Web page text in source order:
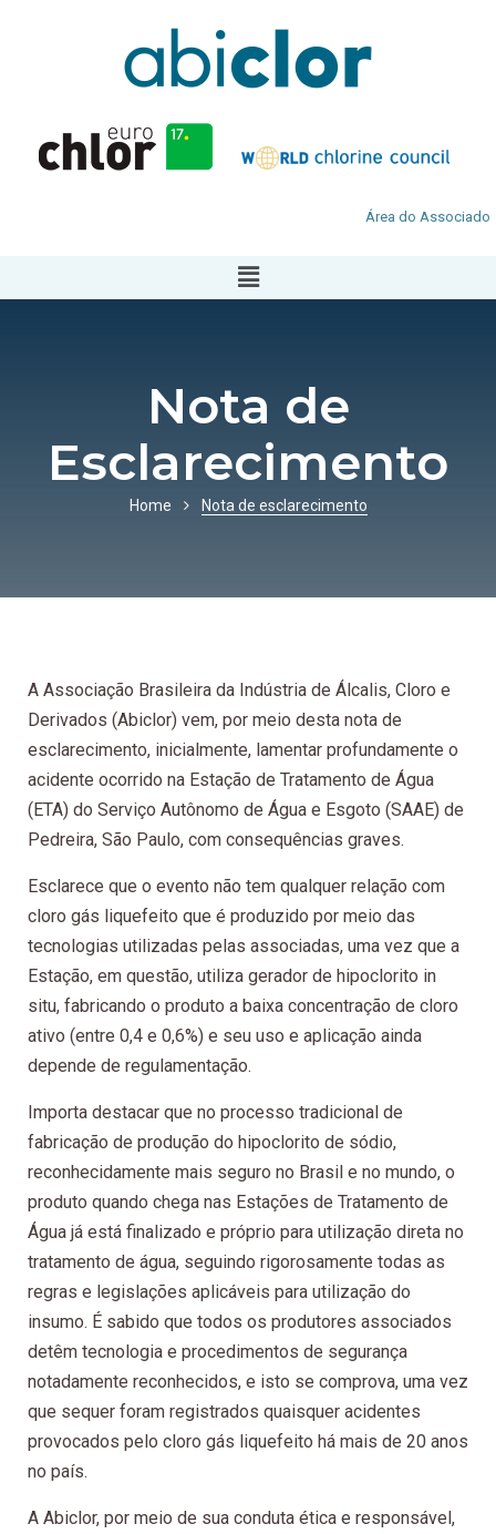
Área do Associado
Nota de
Esclarecimento
Home Nota de esclarecimento
A Associação Brasileira da Indústria de Álcalis, Cloro e
Derivados (Abiclor) vem, por meio desta nota de
esclarecimento, inicialmente, lamentar profundamente o
acidente ocorrido na Estação de Tratamento de Água
(ETA) do Serviço Autônomo de Água e Esgoto (SAAE) de
Pedreira, São Paulo, com consequências graves.
Esclarece que o evento não tem qualquer relação com
cloro gás liquefeito que é produzido por meio das
tecnologias utilizadas pelas associadas, uma vez que a
Estação, em questão, utiliza gerador de hipoclorito in
situ, fabricando o produto a baixa concentração de cloro
ativo (entre 0,4 e 0,6%) e seu uso e aplicação ainda
depende de regulamentação.
Importa destacar que no processo tradicional de
fabricação de produção do hipoclorito de sódio,
reconhecidamente mais seguro no Brasil e no mundo, o
produto quando chega nas Estações de Tratamento de
Água já está finalizado e próprio para utilização direta no
tratamento de água, seguindo rigorosamente todas as
regras e legislações aplicáveis para utilização do
insumo. É sabido que todos os produtores associados
detêm tecnologia e procedimentos de segurança
notadamente reconhecidos, e isto se comprova, uma vez
que sequer foram registrados quaisquer acidentes
provocados pelo cloro gás liquefeito há mais de 20 anos
no país.
A Abiclor, por meio de sua conduta ética e responsável,